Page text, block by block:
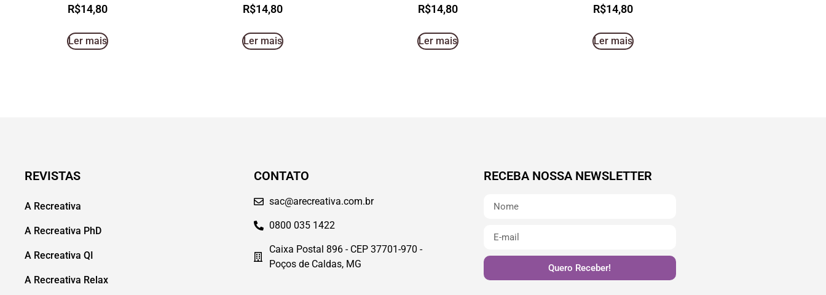
R$14,80
Ler mais
R$14,80
Ler mais
R$14,80
Ler mais
R$14,80
Ler mais
REVISTAS
A Recreativa
A Recreativa PhD
A Recreativa QI
A Recreativa Relax
CONTATO
sac@arecreativa.com.br
0800 035 1422
Caixa Postal 896 - CEP 37701-970 -
Poços de Caldas, MG
RECEBA NOSSA NEWSLETTER
Quero Receber!